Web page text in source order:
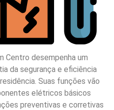
Centro desempenha um
da segurança e eficiência
Suas funções vão
elétricos básicos
preventivas e corretivas